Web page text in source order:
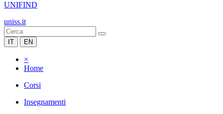
UNIFIND
uniss.it
IT EN
×
Home
Corsi
Insegnamenti